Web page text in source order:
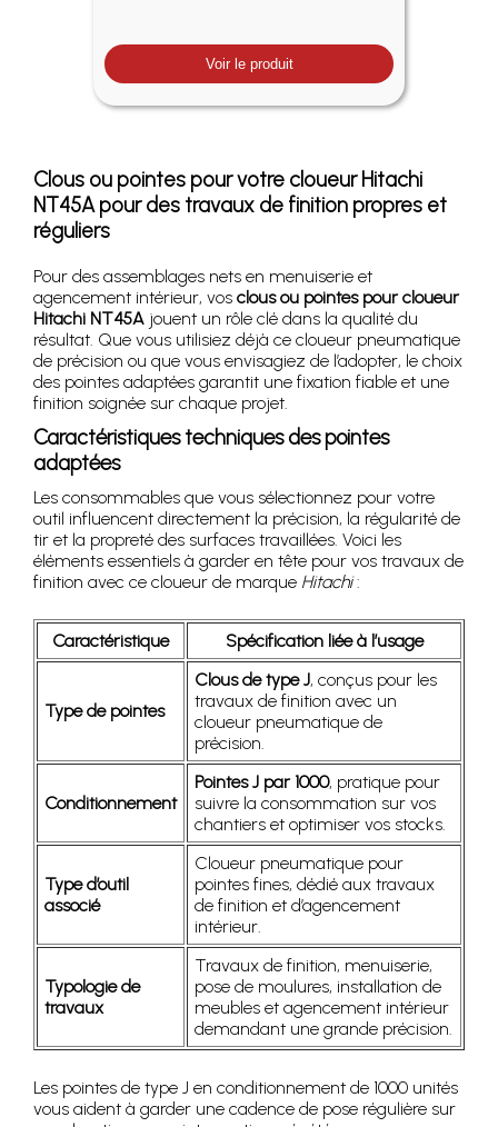
Voir le produit
Clous ou pointes pour votre cloueur Hitachi
NT45A pour des travaux de finition propres et
réguliers
Pour des assemblages nets en menuiserie et
agencement intérieur, vos clous ou pointes pour cloueur
Hitachi NT45A jouent un rôle clé dans la qualité du
résultat. Que vous utilisiez déjà ce cloueur pneumatique
de précision ou que vous envisagiez de l’adopter, le choix
des pointes adaptées garantit une fixation fiable et une
finition soignée sur chaque projet.
Caractéristiques techniques des pointes
adaptées
Les consommables que vous sélectionnez pour votre
outil influencent directement la précision, la régularité de
tir et la propreté des surfaces travaillées. Voici les
éléments essentiels à garder en tête pour vos travaux de
finition avec ce cloueur de marque Hitachi:
Caractéristique Spécification liée à l’usage
Type de pointes
Clous de type J, conçus pour les
travaux de finition avec un
cloueur pneumatique de
précision.
Conditionnement
Pointes J par 1000, pratique pour
suivre la consommation sur vos
chantiers et optimiser vos stocks.
Type d’outil
associé
Cloueur pneumatique pour
pointes fines, dédié aux travaux
de finition et d’agencement
intérieur.
Typologie de
travaux
Travaux de finition, menuiserie,
pose de moulures, installation de
meubles et agencement intérieur
demandant une grande précision.
Les pointes de type J en conditionnement de 1000 unités
vous aident à garder une cadence de pose régulière sur